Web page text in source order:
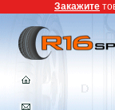
Закажите